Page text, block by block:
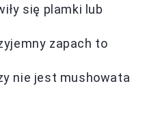
się plamki lub
zapach to
nie jest mushowata